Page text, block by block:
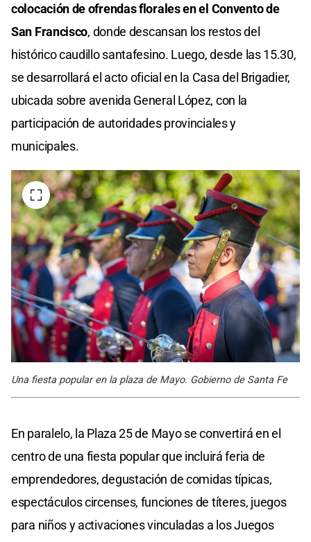
colocación de ofrendas florales en el Convento de
San Francisco, donde descansan los restos del
histórico caudillo santafesino. Luego, desde las 15.30,
se desarrollará el acto oficial en la Casa del Brigadier,
ubicada sobre avenida General López, con la
participación de autoridades provinciales y
municipales.
Una fiesta popular en la plaza de Mayo. Gobierno de Santa Fe
En paralelo, la Plaza 25 de Mayo se convertirá en el
centro de una fiesta popular que incluirá feria de
emprendedores, degustación de comidas típicas,
espectáculos circenses, funciones de títeres, juegos
para niños y activaciones vinculadas a los Juegos